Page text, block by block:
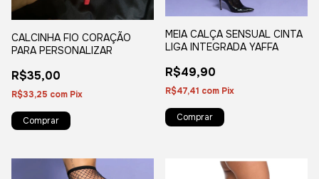
CALCINHA FIO CORAÇÃO
PARA PERSONALIZAR
R$35,00
R$33,25 com Pix
Comprar
MEIA CALÇA SENSUAL CINTA
LIGA INTEGRADA YAFFA
R$49,90
R$47,41 com Pix